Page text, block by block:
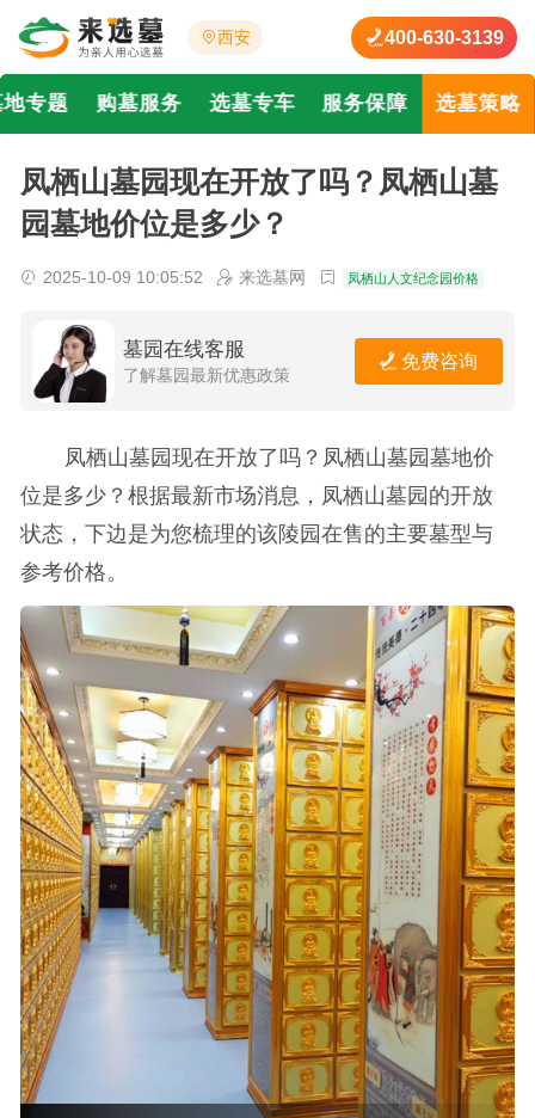
西安 400-630-3139
地专题 购墓服务 选墓专车 服务保障 选墓策略
凤栖山墓园现在开放了吗？凤栖山墓
园墓地价位是多少？
2025-10-09 10:05:52 来选墓网 凤栖山人文纪念园价格
墓园在线客服
了解墓园最新优惠政策
免费咨询
凤栖山墓园现在开放了吗？凤栖山墓园墓地价
位是多少？根据最新市场消息，凤栖山墓园的开放
状态，下边是为您梳理的该陵园在售的主要墓型与
参考价格。